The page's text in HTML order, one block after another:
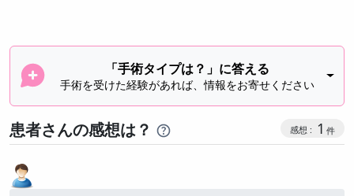
「手術タイプは？」に答える
手術を受けた経験があれば、情報をお寄せください
患者さんの感想は？ 感想投稿
1